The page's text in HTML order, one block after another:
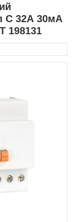
C 32А 30мА
198131